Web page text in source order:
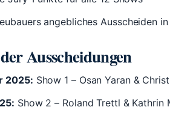
angebliches Ausscheiden
Ausscheidungen
2025: Show 1 – Osan Yaran &
Show 2 – Roland Trettl &